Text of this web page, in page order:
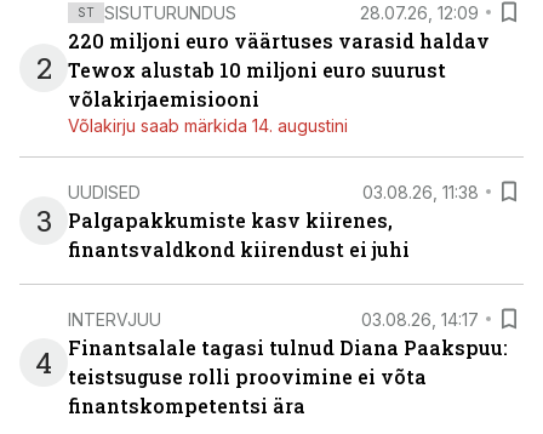
2
ST SISUTURUNDUS 28.07.26, 12:09
220 miljoni euro väärtuses varasid haldav
Tewox alustab 10 miljoni euro suurust
võlakirjaemisiooni
Võlakirju saab märkida 14. augustini
3
UUDISED 03.08.26, 11:38
Palgapakkumiste kasv kiirenes,
finantsvaldkond kiirendust ei juhi
4
INTERVJUU 03.08.26, 14:17
Finantsalale tagasi tulnud Diana Paakspuu:
teistsuguse rolli proovimine ei võta
finantskompetentsi ära